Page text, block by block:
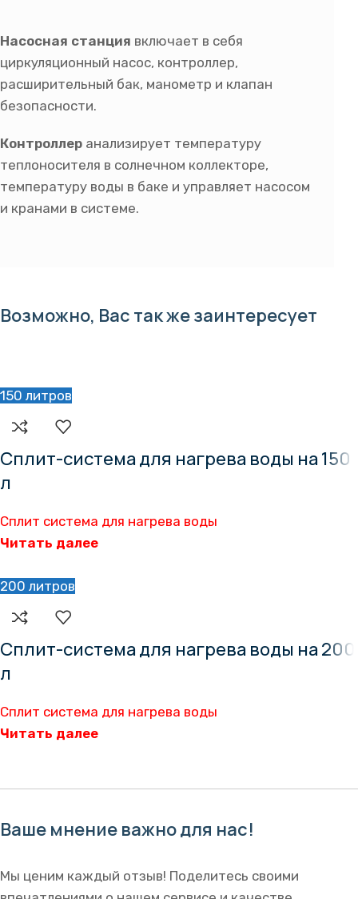
Насосная станция включает в себя
циркуляционный насос, контроллер,
расширительный бак, манометр и клапан
безопасности.
Контроллер анализирует температуру
теплоносителя в солнечном коллекторе,
температуру воды в баке и управляет насосом
и кранами в системе.
Возможно, Вас так же заинтересует
150 литров
Сплит-система для нагрева воды на 150
л
Сплит система для нагрева воды
Читать далее
200 литров
Сплит-система для нагрева воды на 200
л
Сплит система для нагрева воды
Читать далее
Ваше мнение важно для нас!
Мы ценим каждый отзыв! Поделитесь своими